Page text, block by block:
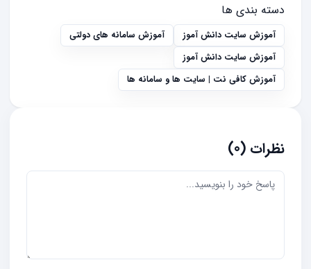
دسته بندی ها
آموزش سایت دانش آموز
آموزش سامانه های دولتی
آموزش سایت دانش آموز
آموزش کافی نت | سایت ها و سامانه ها
نظرات (0)